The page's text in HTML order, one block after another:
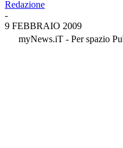
Redazione
-
9 FEBBRAIO 2009
myNews.iT - Per spazio